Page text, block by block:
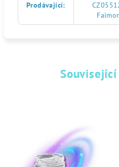
Prodávající: